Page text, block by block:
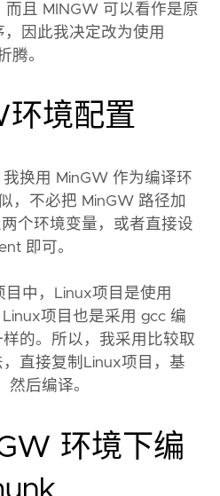
而且 MINGW 可以看作是原
因此我决定改为使用
腾。
环境配置
换用 MinGW 作为编译环
，不必把 MinGW 路径加
个环境变量，或者直接设
即可。
中，Linux项目是使用
项目也是采用 gcc 编
的。所以，我采用比较取
直接复制Linux项目，基
然后编译。
环境下编